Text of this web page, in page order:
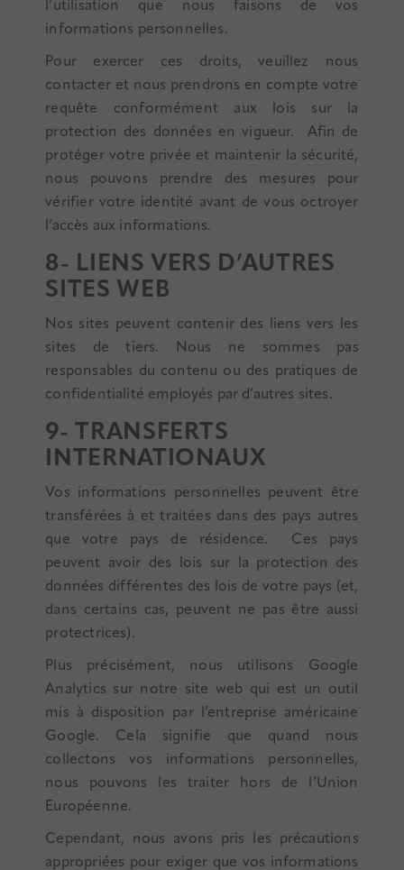
l’utilisation que nous faisons de vos
informations personnelles.
Pour exercer ces droits, veuillez nous
contacter et nous prendrons en compte votre
requête conformément aux lois sur la
protection des données en vigueur. Afin de
protéger votre privée et maintenir la sécurité,
nous pouvons prendre des mesures pour
vérifier votre identité avant de vous octroyer
l’accès aux informations.
8- LIENS VERS D’AUTRES
SITES WEB
Nos sites peuvent contenir des liens vers les
sites de tiers. Nous ne sommes pas
responsables du contenu ou des pratiques de
confidentialité employés par d’autres sites.
9- TRANSFERTS
INTERNATIONAUX
Vos informations personnelles peuvent être
transférées à et traitées dans des pays autres
que votre pays de résidence. Ces pays
peuvent avoir des lois sur la protection des
données différentes des lois de votre pays (et,
dans certains cas, peuvent ne pas être aussi
protectrices).
Plus précisément, nous utilisons Google
Analytics sur notre site web qui est un outil
mis à disposition par l’entreprise américaine
Google. Cela signifie que quand nous
collectons vos informations personnelles,
nous pouvons les traiter hors de l’Union
Européenne.
Cependant, nous avons pris les précautions
appropriées pour exiger que vos informations